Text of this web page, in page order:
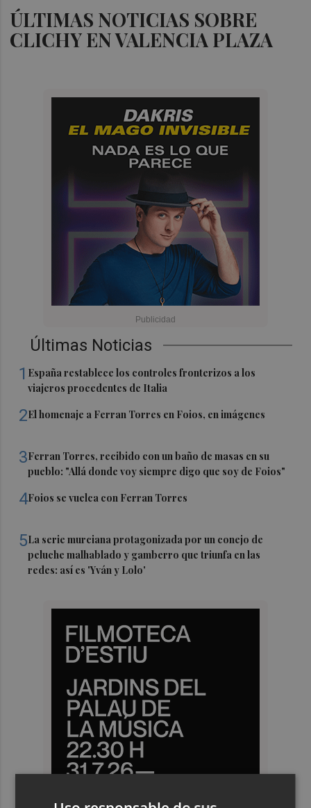
ÚLTIMAS NOTICIAS SOBRE
CLICHY EN VALENCIA PLAZA
Últimas Noticias
1 España restablece los controles fronterizos a los
viajeros procedentes de Italia
2El homenaje a Ferran Torres en Foios, en imágenes
3Ferran Torres, recibido con un baño de masas en su
pueblo: "Allá donde voy siempre digo que soy de Foios"
4Foios se vuelca con Ferran Torres
5La serie murciana protagonizada por un conejo de
peluche malhablado y gamberro que triunfa en las
redes: así es 'Yván y Lolo'